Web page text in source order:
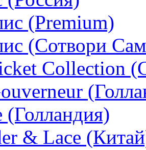
(Premium)
(Сотвори
Collection
(Голландия)
& Lace